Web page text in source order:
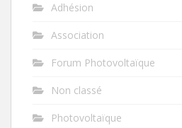
Adhésion
Association
Forum Photovoltaïque
Non classé
Photovoltaïque